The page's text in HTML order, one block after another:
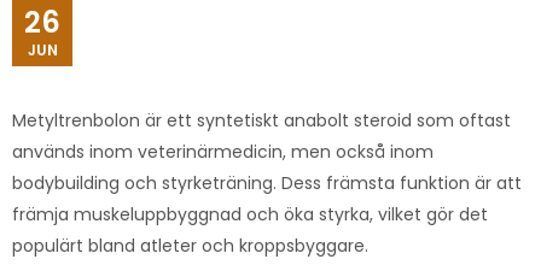
26
JUN
Metyltrenbolon är ett syntetiskt anabolt steroid som oftast
används inom veterinärmedicin, men också inom
bodybuilding och styrketräning. Dess främsta funktion är att
främja muskeluppbyggnad och öka styrka, vilket gör det
populärt bland atleter och kroppsbyggare.